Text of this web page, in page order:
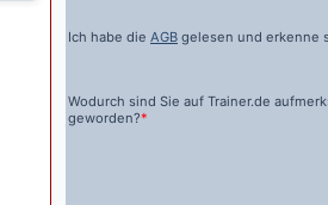
Ich habe die AGB gelesen und erkenne
Wodurch sind Sie auf Trainer.de
geworden?*